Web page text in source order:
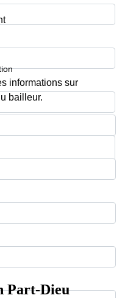
informations sur
bailleur.
Part-Dieu